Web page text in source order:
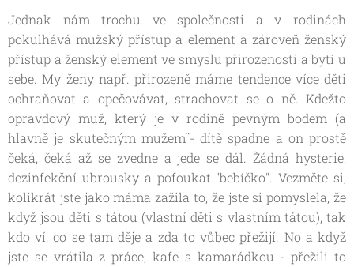
Jednak nám trochu ve společnosti a v rodinách
pokulhává mužský přístup a element a zároveň ženský
přístup a ženský element ve smyslu přirozenosti a bytí u
sebe. My ženy např. přirozeně máme tendence více děti
ochraňovat a opečovávat, strachovat se o ně. Kdežto
opravdový muž, který je v rodině pevným bodem (a
hlavně je skutečným mužem¨- dítě spadne a on prostě
čeká, čeká až se zvedne a jede se dál. Žádná hysterie,
dezinfekční ubrousky a pofoukat "bebíčko". Vezměte si,
kolikrát jste jako máma zažila to, že jste si pomyslela, že
když jsou děti s tátou (vlastní děti s vlastním tátou), tak
kdo ví, co se tam děje a zda to vůbec přežijí. No a když
jste se vrátila z práce, kafe s kamarádkou - přežili to